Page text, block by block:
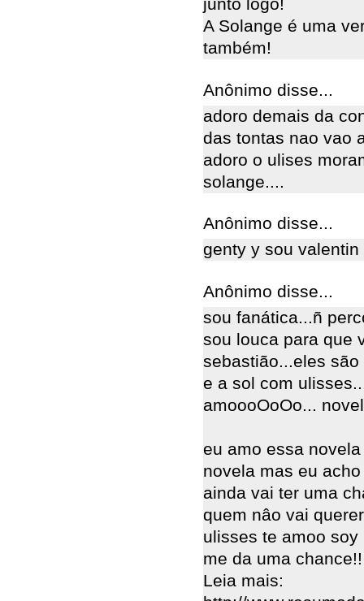
junto logo!
A Solange é uma
também!
Anônimo disse...
adoro demais da
das tontas nao vao
adoro o ulises
solange....
Anônimo disse...
genty y sou
Anônimo disse...
sou fanática...ñ
sou louca para que
sebastião...eles são
e a sol com
amoooOoOo...
eu amo essa
novela mas eu
ainda vai ter uma
quem nâo vai
ulisses te amoo
me da uma chance!!
Leia mais: